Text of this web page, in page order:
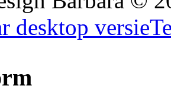
desktop versie